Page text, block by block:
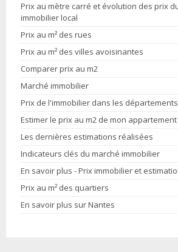
Prix au mètre carré et évolution des prix
immobilier local
Prix au m² des rues
Prix au m² des villes avoisinantes
Comparer prix au m2
Marché immobilier
Prix de l'immobilier dans les
Estimer le prix au m2 de mon
Les dernières estimations réalisées
Indicateurs clés du marché immobilier
En savoir plus - Prix immobilier et
Prix au m² des quartiers
En savoir plus sur Nantes